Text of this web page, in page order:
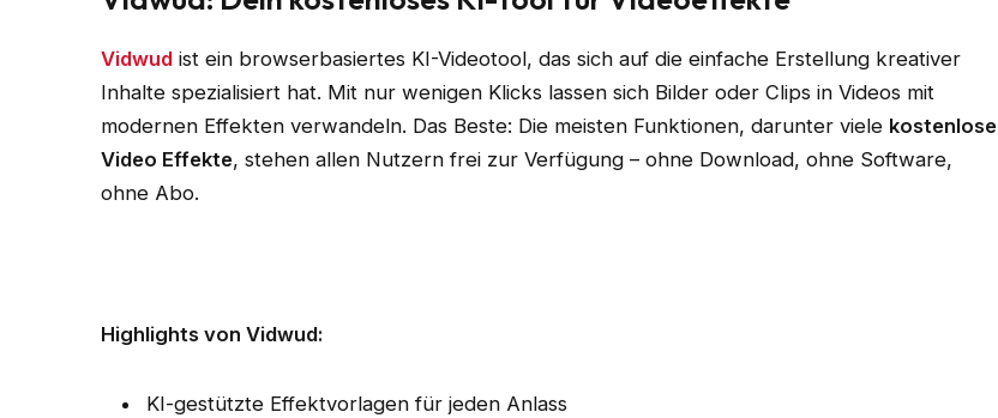
Vidwud ist ein browserbasiertes KI-Videotool, das sich auf die einfache Erstellung kreativer
Inhalte spezialisiert hat. Mit nur wenigen Klicks lassen sich Bilder oder Clips in Videos mit
modernen Effekten verwandeln. Das Beste: Die meisten Funktionen, darunter viele kostenlose
Video Effekte, stehen allen Nutzern frei zur Verfügung – ohne Download, ohne Software,
ohne Abo.
Highlights von Vidwud:
KI-gestützte Effektvorlagen für jeden Anlass